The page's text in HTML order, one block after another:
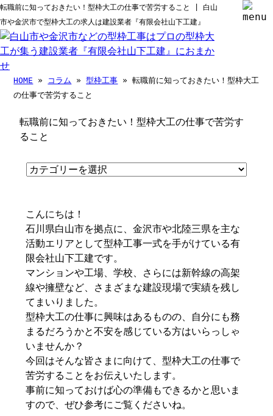
転職前に知っておきたい！型枠大工の仕事で苦労すること | 白山
市や金沢市で型枠大工の求人は建設業者『有限会社山下工建』
HOME » コラム »型枠工事 » 転職前に知っておきたい！型枠大工
の仕事で苦労すること
転職前に知っておきたい！型枠大工の仕事で苦労す
ること
こんにちは！
石川県白山市を拠点に、金沢市や北陸三県を主な
活動エリアとして型枠工事一式を手がけている有
限会社山下工建です。
マンションや工場、学校、さらには新幹線の高架
線や擁壁など、さまざまな建設現場で実績を残し
てまいりました。
型枠大工の仕事に興味はあるものの、自分にも務
まるだろうかと不安を感じている方はいらっしゃ
いませんか？
今回はそんな皆さまに向けて、型枠大工の仕事で
苦労することをお伝えいたします。
事前に知っておけば心の準備もできるかと思いま
すので、ぜひ参考にご覧くださいね。